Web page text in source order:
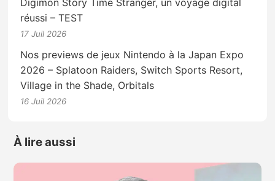
Digimon Story Time Stranger, un voyage digital
réussi – TEST
17 Juil 2026
Nos previews de jeux Nintendo à la Japan Expo
2026 – Splatoon Raiders, Switch Sports Resort,
Village in the Shade, Orbitals
16 Juil 2026
À lire aussi